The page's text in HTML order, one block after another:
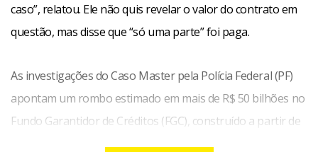
caso”, relatou. Ele não quis revelar o valor do contrato em
questão, mas disse que “só uma parte” foi paga.
As investigações do Caso Master pela Polícia Federal (PF)
apontam um rombo estimado em mais de R$ 50 bilhões no
Fundo Garantidor de Créditos (FGC), construído a partir de
fraude sistemática, emissão de títulos fictícios e desvios de